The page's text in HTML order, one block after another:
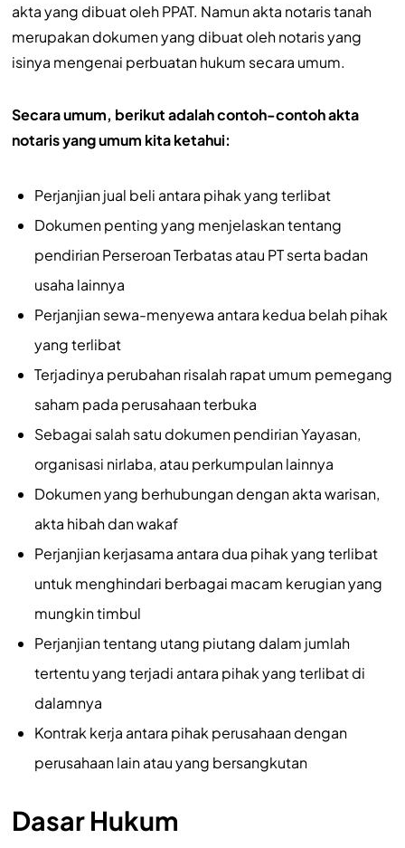
akta yang dibuat oleh PPAT. Namun akta notaris tanah
merupakan dokumen yang dibuat oleh notaris yang
isinya mengenai perbuatan hukum secara umum.
Secara umum, berikut adalah contoh-contoh akta
notaris yang umum kita ketahui:
Perjanjian jual beli antara pihak yang terlibat
Dokumen penting yang menjelaskan tentang
pendirian Perseroan Terbatas atau PT serta badan
usaha lainnya
Perjanjian sewa-menyewa antara kedua belah pihak
yang terlibat
Terjadinya perubahan risalah rapat umum pemegang
saham pada perusahaan terbuka
Sebagai salah satu dokumen pendirian Yayasan,
organisasi nirlaba, atau perkumpulan lainnya
Dokumen yang berhubungan dengan akta warisan,
akta hibah dan wakaf
Perjanjian kerjasama antara dua pihak yang terlibat
untuk menghindari berbagai macam kerugian yang
mungkin timbul
Perjanjian tentang utang piutang dalam jumlah
tertentu yang terjadi antara pihak yang terlibat di
dalamnya
Kontrak kerja antara pihak perusahaan dengan
perusahaan lain atau yang bersangkutan
Dasar Hukum